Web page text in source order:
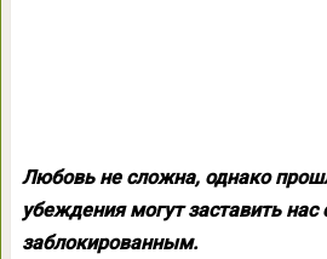
Любовь не сложна, однако
убеждения могут заставить нас
заблокированным.